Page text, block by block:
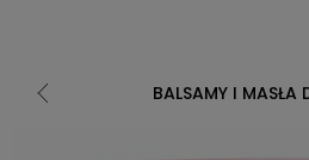
BALSAMY I MASŁA